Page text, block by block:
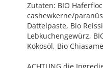
Zutaten: BIO
cashewkerne/
Dattelpaste, Bio
Lebkuchengewürz,
Kokosöl, Bio